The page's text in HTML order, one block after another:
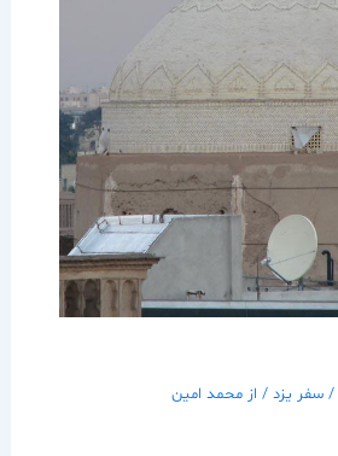
/ سفر يزد/ از محمد امین